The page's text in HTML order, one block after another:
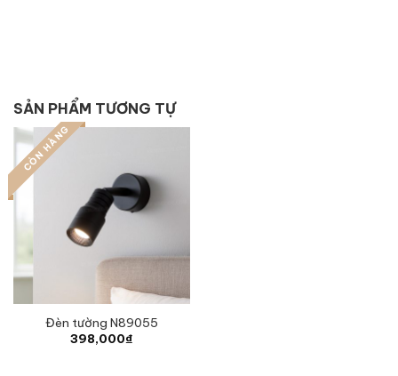
SẢN PHẨM TƯƠNG TỰ
CÒN HÀNG
Đèn tường N89055
398,000₫